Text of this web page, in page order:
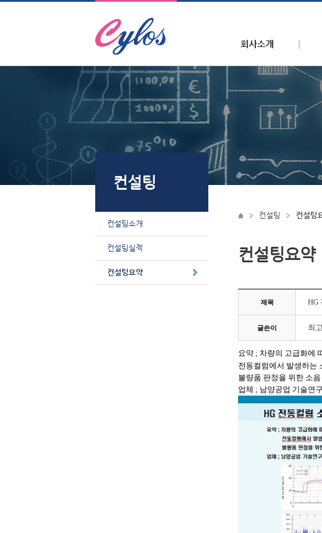
회사소개
컨설팅
컨설팅소개
컨설팅실적
컨설팅요약
컨설팅 컨설팅
컨설팅요약
제목 HG
글쓴이 최
요약 ; 차량의 고급화에
전동컬럼에서 발생하는
불량품 판정을 위한 소
업체 ; 남양공업 기술연